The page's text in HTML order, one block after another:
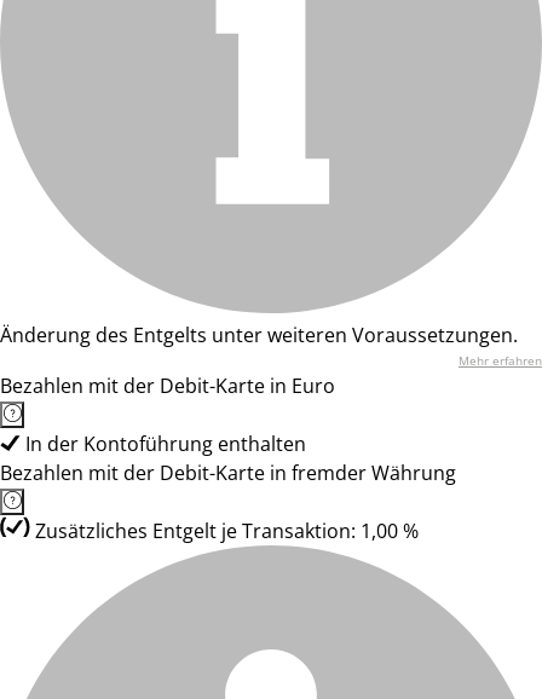
Änderung des Entgelts unter weiteren Voraussetzungen.
Mehr erfahren
Bezahlen mit der Debit-Karte in Euro
In der Kontoführung enthalten
Bezahlen mit der Debit-Karte in fremder Währung
Zusätzliches Entgelt je Transaktion: 1,00 %